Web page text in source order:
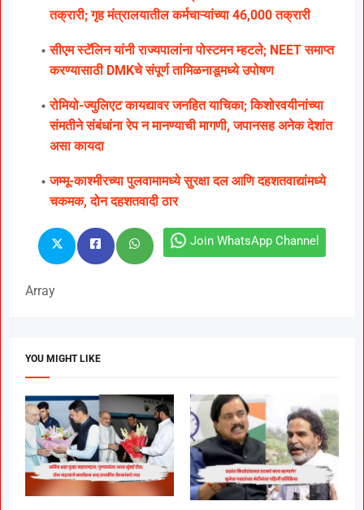
तक्रारी; गृह मंत्रालयातील कर्मचाऱ्यांच्या 46,000 तक्रारी
सीएम स्टॅलिन यांनी राज्यपालांना पोस्टमन म्हटले; NEET समाप्त
करण्यासाठी DMKचे संपूर्ण तामिळनाडूमध्ये उपोषण
रोमियो-ज्युलिएट कायद्यावर जनहित याचिका; किशोरवयीनांच्या
संमतीने संबंधांना रेप न मानण्याची मागणी, जपानसह अनेक देशांत
असा कायदा
जम्मू-काश्मीरच्या पुलवामामध्ये सुरक्षा दल आणि दहशतवाद्यांमध्ये
चकमक, दोन दहशतवादी ठार
Join WhatsApp Channel
Array
YOU MIGHT LIKE